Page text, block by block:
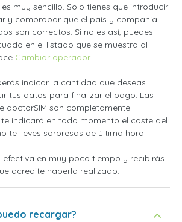
muy sencillo. Solo tienes que introducir
y comprobar que el país y compañía
son correctos. Si no es así, puedes
en el listado que se muestra al
Cambiar operador.
indicar la cantidad que deseas
tus datos para finalizar el pago. Las
doctorSIM son completamente
indicará en todo momento el coste del
te lleves sorpresas de última hora.
efectiva en muy poco tiempo y recibirás
acredite haberla realizado.
recargar?